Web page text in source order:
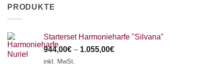
PRODUKTE
Starterset Harmonieharfe "Silvana"
944,00€ – 1.055,00€
inkl. MwSt.